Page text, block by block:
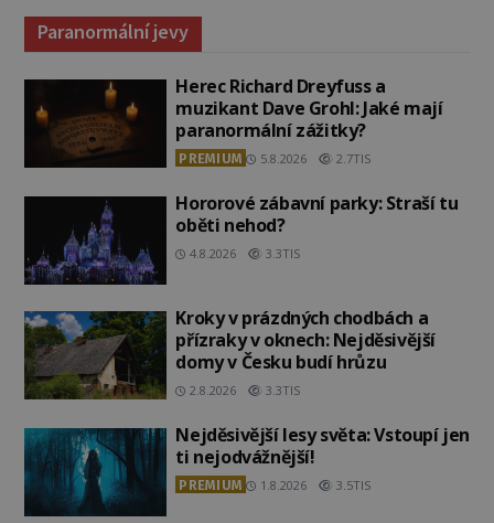
Paranormální jevy
Herec Richard Dreyfuss a
muzikant Dave Grohl: Jaké mají
paranormální zážitky?
PREMIUM 5.8.2026 2.7TIS
Hororové zábavní parky: Straší tu
oběti nehod?
4.8.2026 3.3TIS
Kroky v prázdných chodbách a
přízraky v oknech: Nejděsivější
domy v Česku budí hrůzu
2.8.2026 3.3TIS
Nejděsivější lesy světa: Vstoupí jen
ti nejodvážnější!
PREMIUM 1.8.2026 3.5TIS